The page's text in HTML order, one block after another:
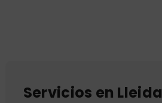
Servicios en Lleida